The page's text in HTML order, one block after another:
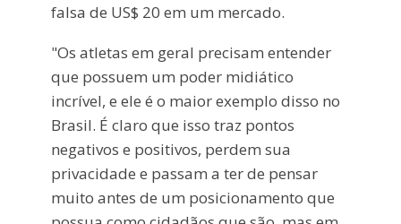
falsa de US$ 20 em um mercado.
"Os atletas em geral precisam entender
que possuem um poder midiático
incrível, e ele é o maior exemplo disso no
Brasil. É claro que isso traz pontos
negativos e positivos, perdem sua
privacidade e passam a ter de pensar
muito antes de um posicionamento que